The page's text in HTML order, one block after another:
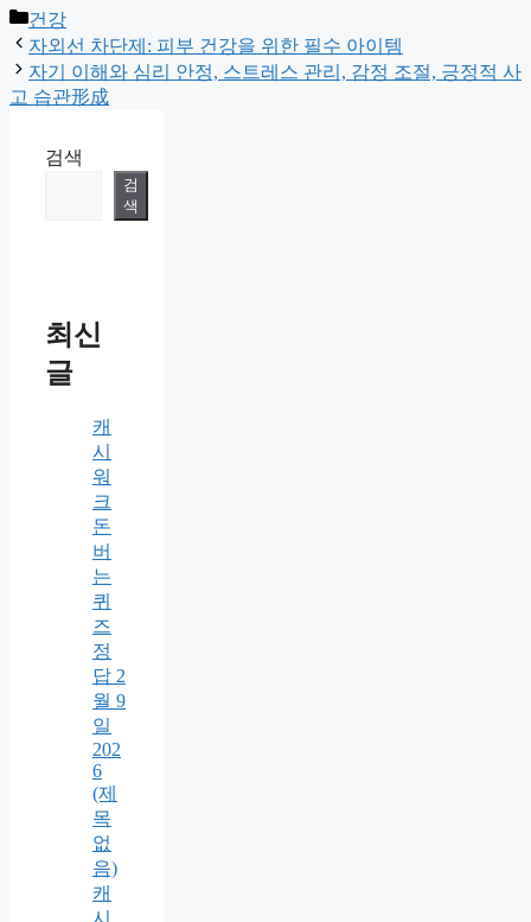
Categories
건강
자외선 차단제: 피부 건강을 위한 필수 아이템
자기 이해와 심리 안정, 스트레스 관리, 감정 조절, 긍정적 사
고 습관形成
검색
검
색
최신
글
캐
시
워
크
돈
버
는
퀴
즈
정
답 2
월 9
일
202
6
(제
목
없
음)
캐
시